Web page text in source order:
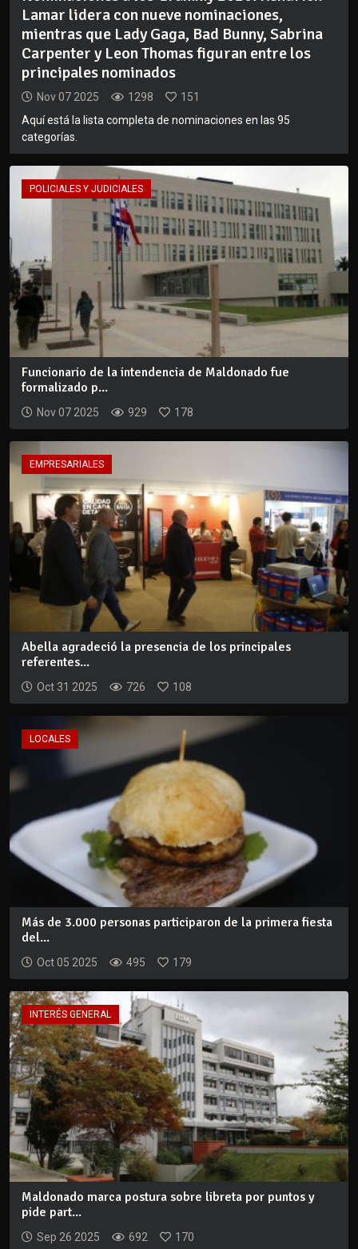
Lamar lidera con nueve nominaciones,
mientras que Lady Gaga, Bad Bunny, Sabrina
Carpenter y Leon Thomas figuran entre los
principales nominados
Nov 07 2025 1298
151
Aquí está la lista completa de nominaciones en las 95
categorías.
POLICIALES Y JUDICIALES
Funcionario de la intendencia de Maldonado fue
formalizado p...
Nov 07 2025 929 178
EMPRESARIALES
Abella agradeció la presencia de los principales
referentes...
Oct 31 2025 726 108
LOCALES
Más de 3.000 personas participaron de la primera fiesta
del...
Oct 05 2025 495 179
INTERÉS GENERAL
Maldonado marca postura sobre libreta por puntos y
pide part...
Sep 26 2025 692 170